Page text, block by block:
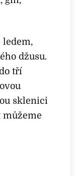
džusu.
tří
sklenici
můžeme